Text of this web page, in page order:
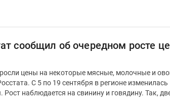
сообщил об очередном росте
цены на некоторые мясные, молочные и
изменилась
наблюдается на свинину и говядину. Так,